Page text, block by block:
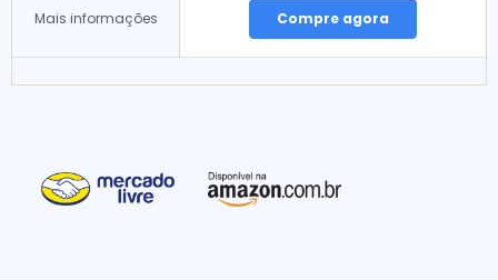
Mais informações Compre agora